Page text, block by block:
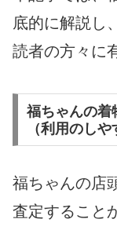
底的に解説し
読者の方々に
福ちゃんの着
（利用のし
福ちゃんの店
査定すること